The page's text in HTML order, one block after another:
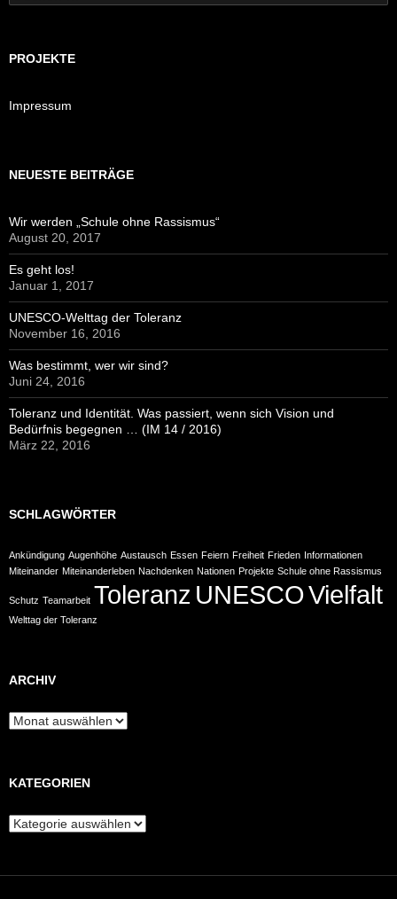
nach:
PROJEKTE
Impressum
NEUESTE BEITRÄGE
Wir werden „Schule ohne Rassismus“
August 20, 2017
Es geht los!
Januar 1, 2017
UNESCO-Welttag der Toleranz
November 16, 2016
Was bestimmt, wer wir sind?
Juni 24, 2016
Toleranz und Identität. Was passiert, wenn sich Vision und
Bedürfnis begegnen … (IM 14 / 2016)
März 22, 2016
SCHLAGWÖRTER
Ankündigung Augenhöhe Austausch Essen Feiern Freiheit Frieden Informationen
Miteinander Miteinanderleben Nachdenken Nationen Projekte Schule ohne Rassismus
Schutz Teamarbeit Toleranz UNESCOVielfalt
Welttag der Toleranz
ARCHIV
Archiv
KATEGORIEN
Kategorien